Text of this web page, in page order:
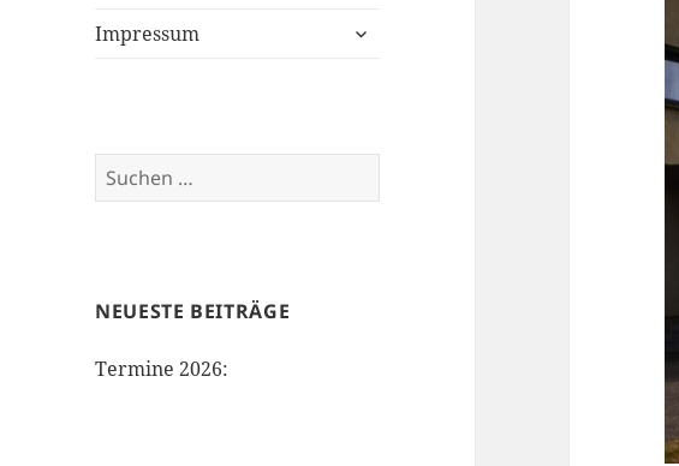
Impressum
untermenü
Suchen
nach:
NEUESTE BEITRÄGE
Termine 2026: